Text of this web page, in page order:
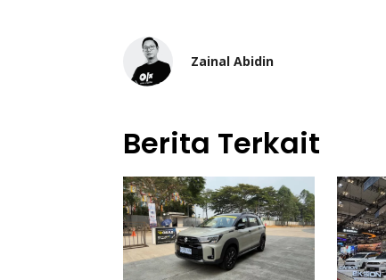
Zainal Abidin
Berita Terkait